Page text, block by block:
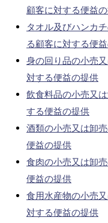
顧客に対する便益
タオル及びハンカ
る顧客に対する便
身の回り品の小売
対する便益の提供
飲食料品の小売又
する便益の提供
酒類の小売又は卸
便益の提供
食肉の小売又は卸
便益の提供
食用水産物の小売
対する便益の提供